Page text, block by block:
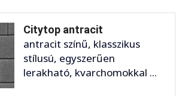
Citytop antracit
antracit színű, klasszikus
stílusú, egyszerűen
lerakható, kvarchomokkal ...